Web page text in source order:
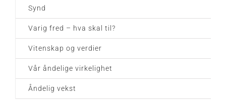
Synd
Varig fred – hva skal til?
Vitenskap og verdier
Vår åndelige virkelighet
Åndelig vekst